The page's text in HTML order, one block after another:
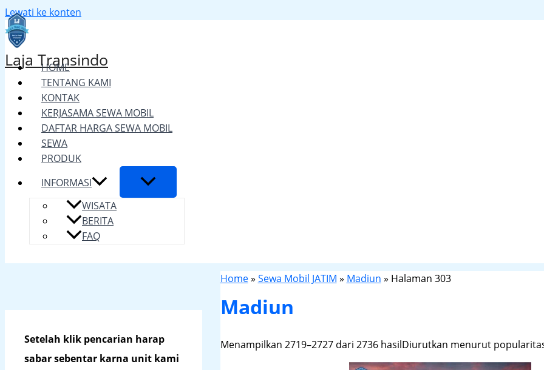
Lewati ke konten
Laja Transindo
HOME
TENTANG KAMI
KONTAK
KERJASAMA SEWA MOBIL
DAFTAR HARGA SEWA MOBIL
SEWA
PRODUK
INFORMASI
WISATA
BERITA
FAQ
Setelah klik pencarian harap
sabar sebentar karna unit kami
Home» Sewa Mobil JATIM » Madiun » Halaman 303
Madiun
Menampilkan 2719–2727 dari 2736 hasilDiurutkan menurut